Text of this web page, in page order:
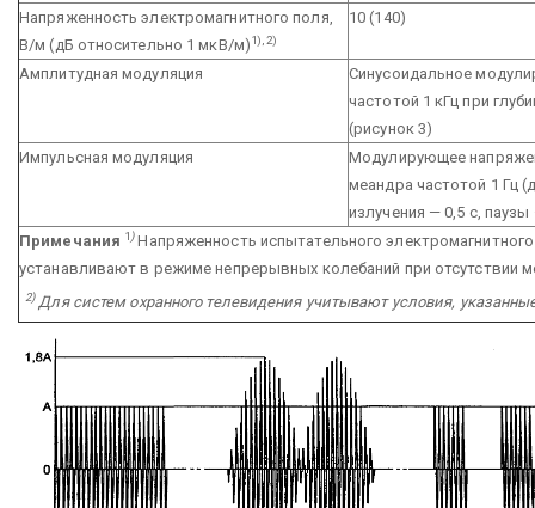
Напряженность электромагнитного поля,
В/м (дБ относительно 1 мкВ/м)1), 2)
10 (140)
Амплитудная модуляция
Синусоидальное
частотой 1 кГц при
(рисунок 3)
Импульсная модуляция
Модулирующее
меандра частотой 1 Гц
излучения — 0,5 с,
Примечания 1 )Напряженность испытательного
устанавливают в режиме непрерывных колебаний при отсутствии
2)Для систем охранного телевидения учитывают условия,